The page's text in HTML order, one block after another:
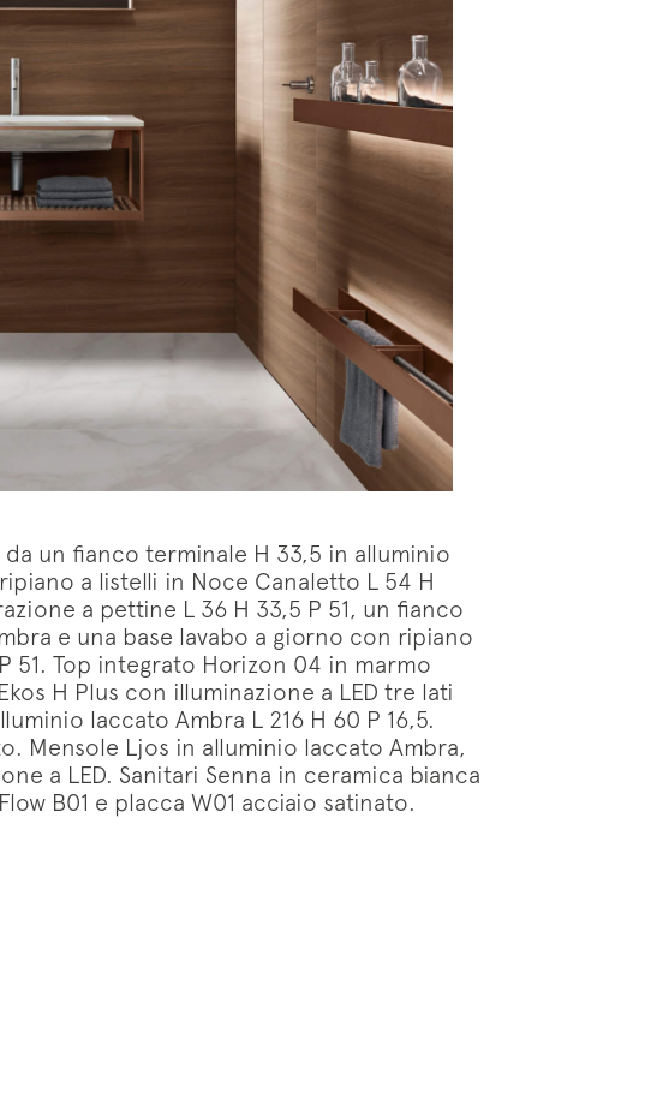
un fianco terminale H 33,5 in alluminio
a listelli in Noce Canaletto L 54 H
a pettine L 36 H 33,5 P 51, un fianco
e una base lavabo a giorno con ripiano
51. Top integrato Horizon 04 in marmo
H Plus con illuminazione a LED tre lati
laccato Ambra L 216 H 60 P 16,5.
Mensole Ljos in alluminio laccato Ambra,
a LED. Sanitari Senna in ceramica bianca
B01 e placca W01 acciaio satinato.